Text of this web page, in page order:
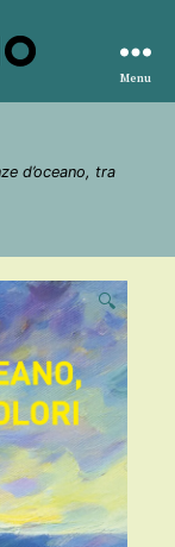
Menu
d’oceano, tra
🔍